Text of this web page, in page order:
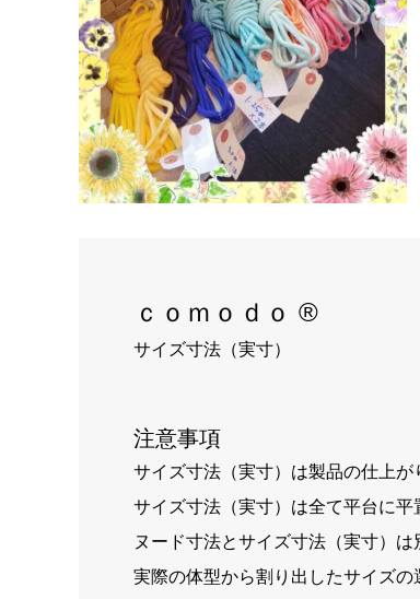
ｃｏｍｏｄｏ ®
サイズ寸法（実寸）
注意事項
サイズ寸法（実寸）は製品の仕上が
サイズ寸法（実寸）は全て平台に平
ヌード寸法とサイズ寸法（実寸）は
実際の体型から割り出したサイズの